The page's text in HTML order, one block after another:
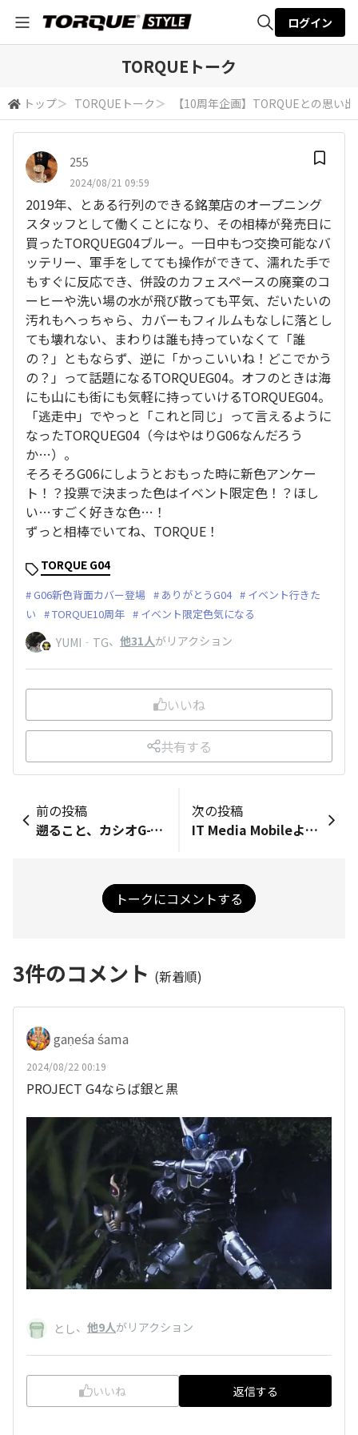
検索
ログイン
TORQUEトーク
トップ＞ TORQUEトーク ＞ 【10周年企画】TORQUEとの思い出
255
2024/08/21 09:59
2019年、とある行列のできる銘菓店のオープニング
スタッフとして働くことになり、その相棒が発売日に
買ったTORQUEG04ブルー。一日中もつ交換可能なバ
ッテリー、軍手をしてても操作ができて、濡れた手で
もすぐに反応でき、併設のカフェスペースの廃棄のコ
ーヒーや洗い場の水が飛び散っても平気、だいたいの
汚れもへっちゃら、カバーもフィルムもなしに落とし
ても壊れない、まわりは誰も持っていなくて「誰
の？」ともならず、逆に「かっこいいね！どこでかう
の？」って話題になるTORQUEG04。オフのときは海
にも山にも街にも気軽に持っていけるTORQUEG04。
「逃走中」でやっと「これと同じ」って言えるように
なったTORQUEG04（今はやはりG06なんだろう
か…）。
そろそろG06にしようとおもった時に新色アンケー
ト！？投票で決まった色はイベント限定色！？ほし
い…すごく好きな色…！
ずっと相棒でいてね、TORQUE！
TORQUE G04
G06新色背面カバー登場 ありがとうG04
イベント行きた
い
TORQUE10周年 イベント限定色気になる
YUMI‐TG、 他31人がリアクション
いいね
共有する
前の投稿
遡ること、カシオG-SHOCK携帯「G’zOne」を使い始め、G-SHOCK携帯からG-SHOCKスマホに変わり、 カシオがなくなったことがTORQUEを使うきっかけでした。 それから01～06までのすべての機種に触れ、満足のスマホライフを送っております。 感謝しかありません。
次の投稿
IT Media Mobileより 【「TORQUE G06」は“60度で3時間の動作試験”をクリア では猛暑でも快適に使える？ 京セラに聞いた】 https://www.itmedia.co.jp/mobile/spv/2408/21/news067.html 高温環境では負荷がかかりにくいメール、音声通話、Webサイトの閲覧程度ならOKだけど、負荷のかかる撮影や動画再生は制限かかるとのこと。
トークにコメントする
3件のコメント (新着順)
gaṇeśa śama
2024/08/22 00:19
PROJECT G4ならば銀と黒
とし、 他9人がリアクション
いいね 返信する